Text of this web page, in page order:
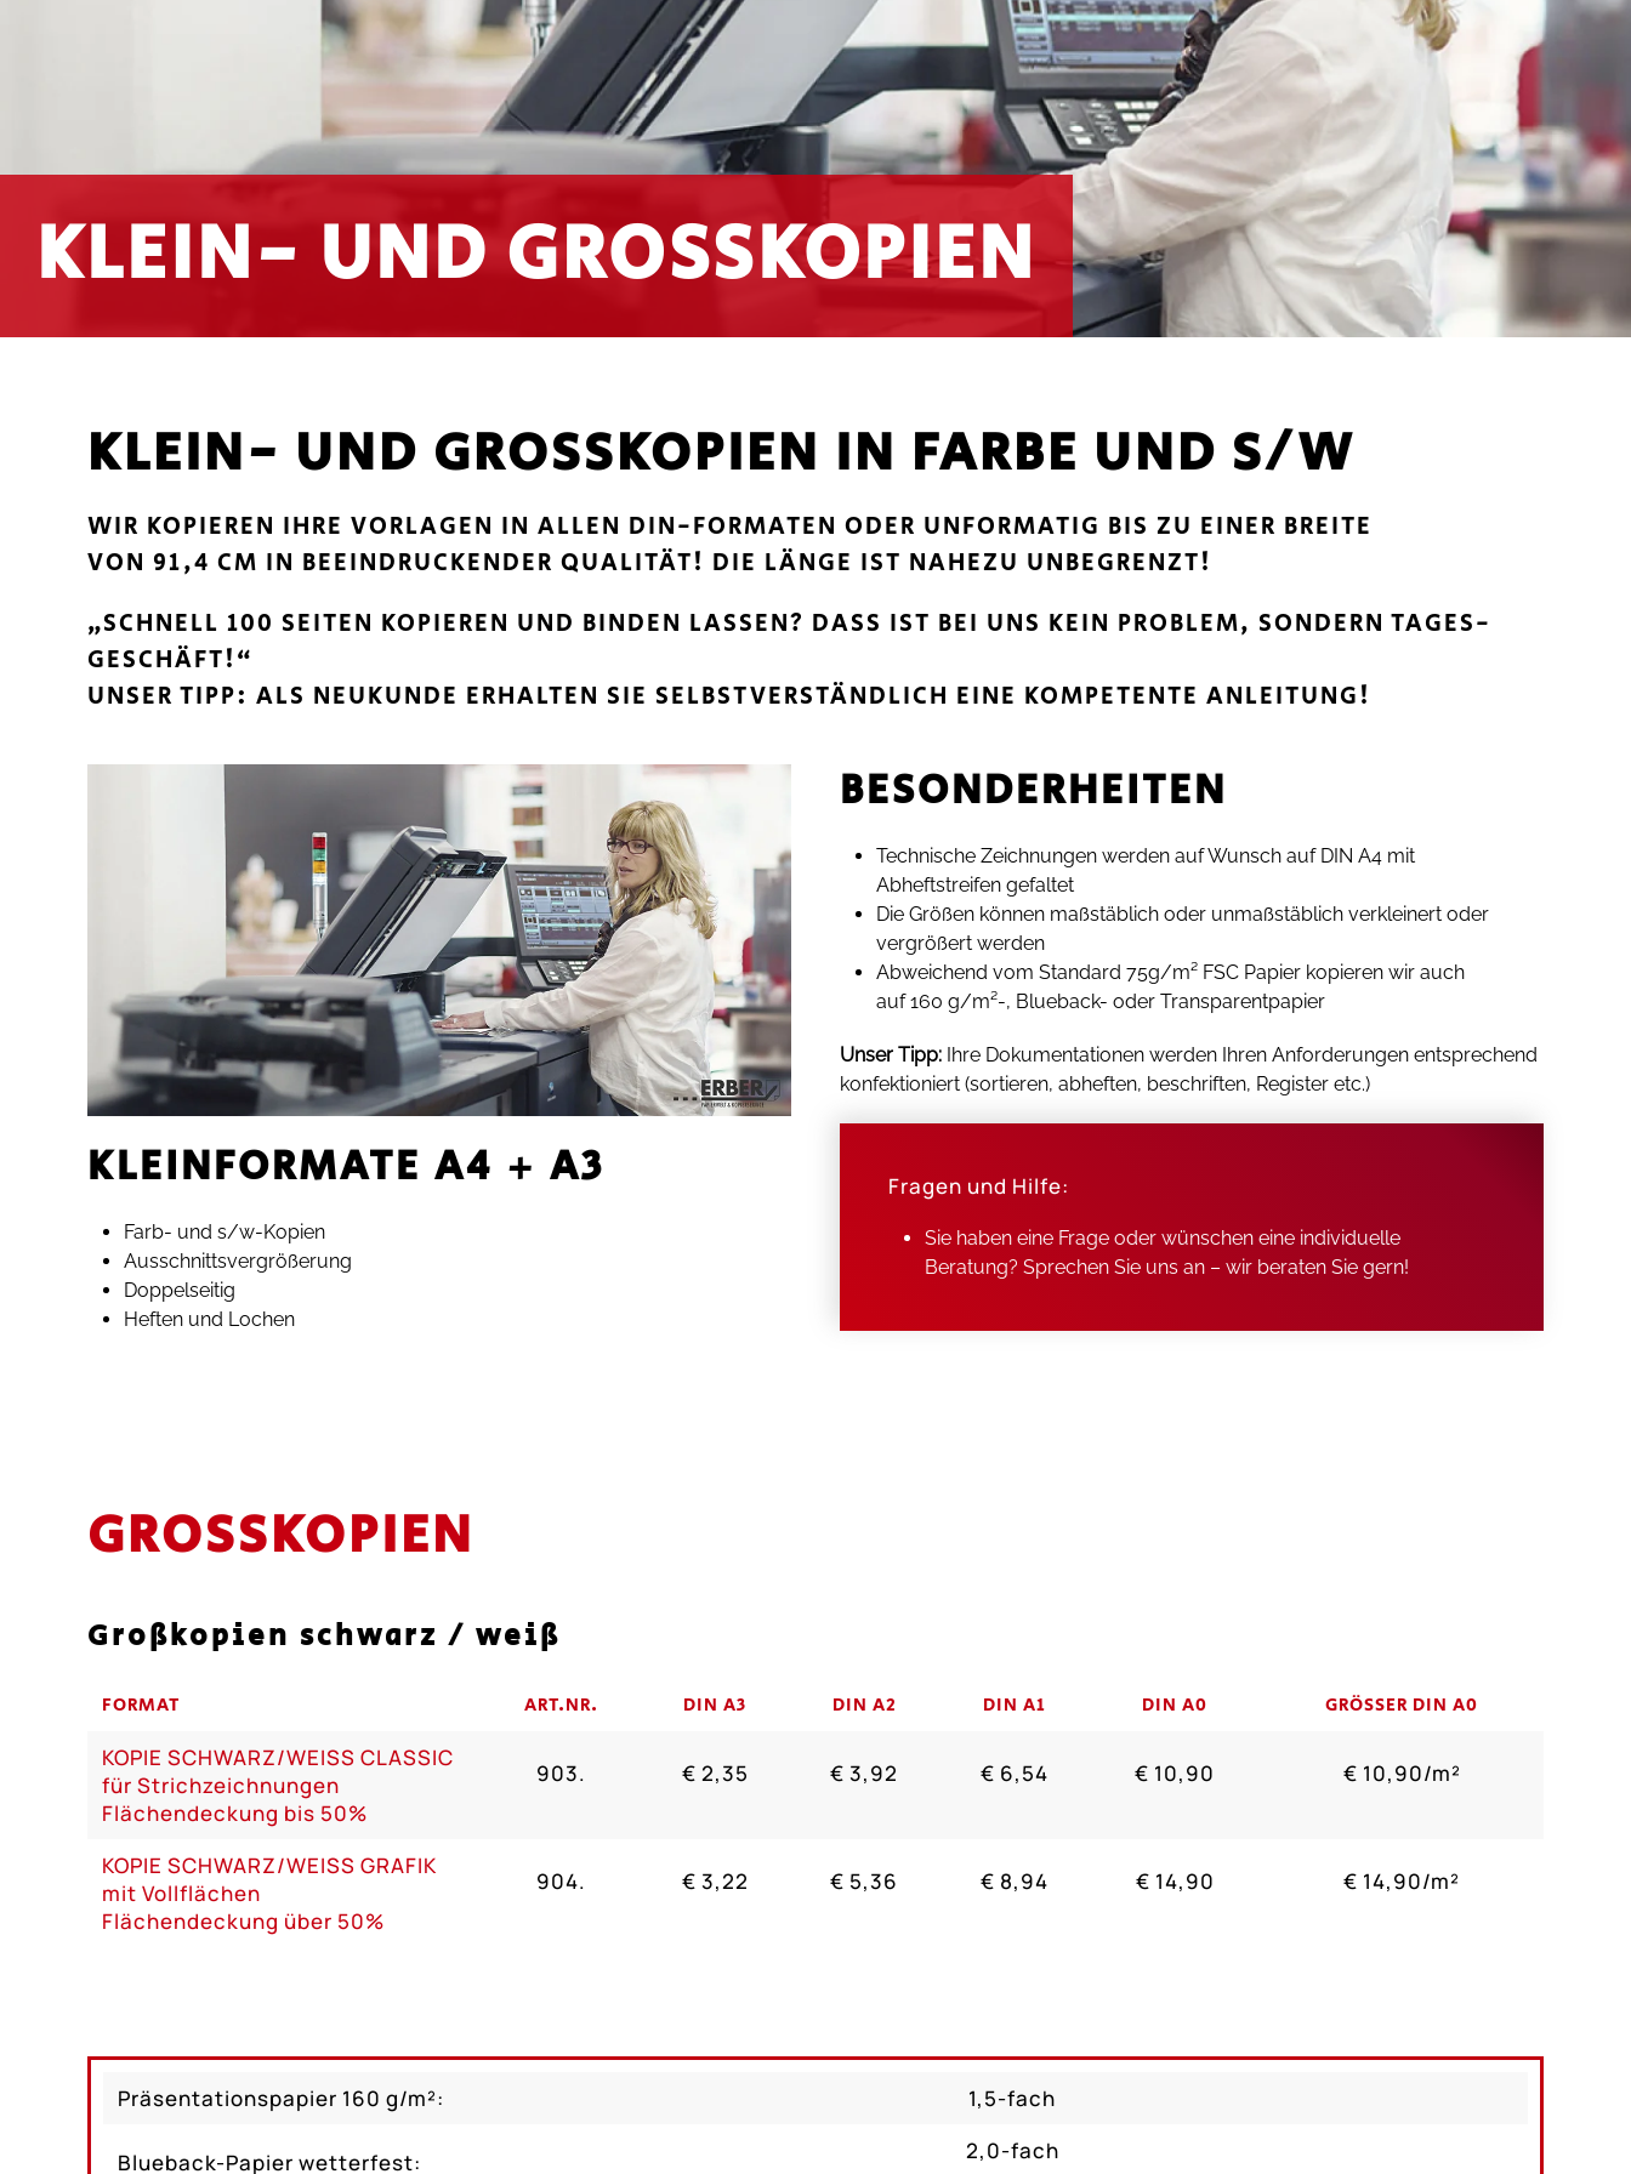
KLEIN- UND GROSSKOPIEN
KLEIN- UND GROSSKOPIEN IN FARBE UND S/W
WIR KOPIEREN IHRE VORLAGEN IN ALLEN DIN-FORMATEN ODER UNFORMATIG BIS ZU EINER BREITE
VON 91,4 CM IN BEEINDRUCKEN­DER QUALITÄT! DIE LÄNGE IST NAHEZU UNBEGRENZT!
„SCHNELL 100 SEITEN KOPIEREN UND BINDEN LASSEN? DASS IST BEI UNS KEIN PROBLEM, SONDERN TAGES­
GESCHÄFT!“
UNSER TIPP: ALS NEUKUNDE ERHALTEN SIE SELBSTVER­STÄND­LICH EINE KOMPETENTE ANLEITUNG!
KLEINFORMATE A4 + A3
Farb- und s/w-Kopien
Ausschnittsvergrößerung
Doppelseitig
Heften und Lochen
BESONDER­HEITEN
Technische Zeichnungen werden auf Wunsch auf DIN A4 mit
Abheftstreifen gefaltet
Die Größen können maßstäblich oder unmaßstäblich verkleinert oder
vergrößert werden
Abweichend vom Standard 75g/m² FSC Papier kopieren wir auch
auf 160 g/m²-, Blueback- oder Transparentpapier
Unser Tipp: Ihre Dokumentationen werden Ihren Anforderungen entsprechend
konfektioniert (sortieren, abheften, beschriften, Register etc.)
Fragen und Hilfe:
Sie haben eine Frage oder wünschen eine individuelle
Beratung? Sprechen Sie uns an – wir beraten Sie gern!
GROSSKOPIEN
Großkopien schwarz / weiß
FORMAT ART.NR. DIN A3 DIN A2 DIN A1 DIN A0 GRÖSSER DIN A0
KOPIE SCHWARZ/WEISS CLASSIC
für Strichzeichnungen
Flächendeckung bis 50%
903. € 2,35 € 3,92 € 6,54 € 10,90 € 10,90/m²
KOPIE SCHWARZ/WEISS GRAFIK
mit Vollflächen
Flächendeckung über 50%
904. € 3,22 € 5,36 € 8,94 € 14,90 € 14,90/m²
Präsentationspapier 160 g/m²: 1,5-fach
Blueback-Papier wetterfest: 2,0-fach